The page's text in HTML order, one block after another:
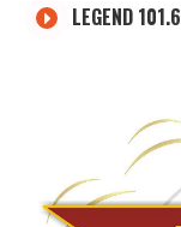
LEGEND 101.6